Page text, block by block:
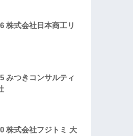
株式会社日本商工リ
みつきコンサルティ
株式会社フジトミ 大